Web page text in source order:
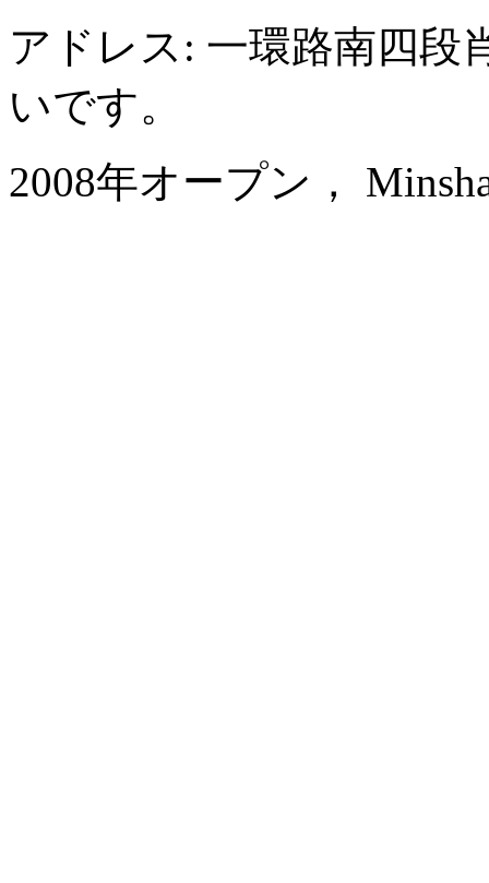
アドレス: 一環路南四段
いです。
2008年オープン，